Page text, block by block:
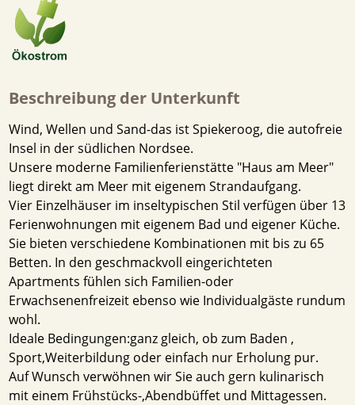
Beschreibung der Unterkunft
Wind, Wellen und Sand-das ist Spiekeroog, die autofreie
Insel in der südlichen Nordsee.
Unsere moderne Familienferienstätte "Haus am Meer"
liegt direkt am Meer mit eigenem Strandaufgang.
Vier Einzelhäuser im inseltypischen Stil verfügen über 13
Ferienwohnungen mit eigenem Bad und eigener Küche.
Sie bieten verschiedene Kombinationen mit bis zu 65
Betten. In den geschmackvoll eingerichteten
Apartments fühlen sich Familien-oder
Erwachsenenfreizeit ebenso wie Individualgäste rundum
wohl.
Ideale Bedingungen:ganz gleich, ob zum Baden ,
Sport,Weiterbildung oder einfach nur Erholung pur.
Auf Wunsch verwöhnen wir Sie auch gern kulinarisch
mit einem Frühstücks-,Abendbüffet und Mittagessen.